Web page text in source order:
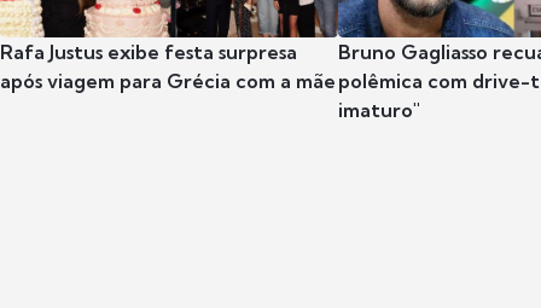
Rafa Justus exibe festa surpresa
após viagem para Grécia com a mãe
Bruno Gagliasso
polêmica com drive-
imaturo"